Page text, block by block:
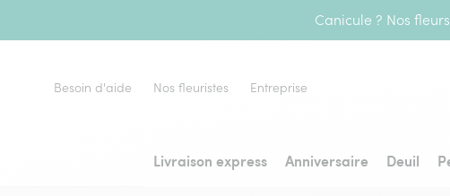
Canicule ? Nos
Livraison express Anniversaire Deuil
Besoin d'aide Nos fleuristes Entreprise